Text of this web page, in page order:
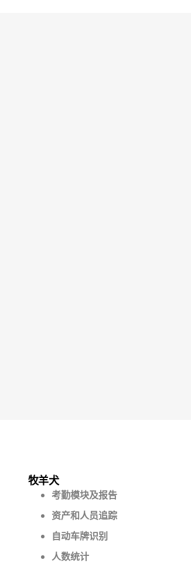
牧羊犬
考勤模块及报告
资产和人员追踪
自动车牌识别
人数统计